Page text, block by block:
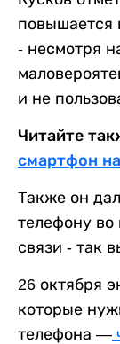
повышается
- несмотря
и не
Читайте
смартфон
Также он
телефону во
связи - так
26 октября
которые
телефона —